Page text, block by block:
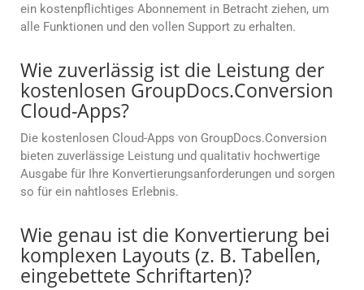
ein kostenpflichtiges Abonnement in Betracht ziehen, um
alle Funktionen und den vollen Support zu erhalten.
Wie zuverlässig ist die Leistung der
kostenlosen GroupDocs.Conversion
Cloud-Apps?
Die kostenlosen Cloud-Apps von GroupDocs.Conversion
bieten zuverlässige Leistung und qualitativ hochwertige
Ausgabe für Ihre Konvertierungsanforderungen und sorgen
so für ein nahtloses Erlebnis.
Wie genau ist die Konvertierung bei
komplexen Layouts (z. B. Tabellen,
eingebettete Schriftarten)?